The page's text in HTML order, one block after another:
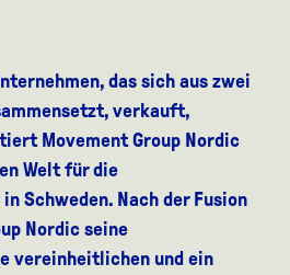
das sich aus zwei
verkauft,
Movement Group Nordic
Welt für die
Schweden. Nach der Fusion
Nordic seine
vereinheitlichen und ein